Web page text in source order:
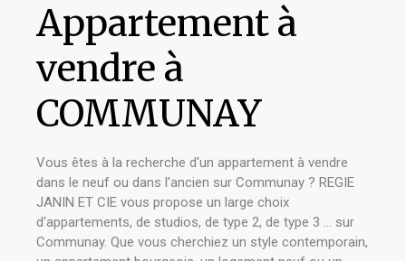
Appartement à
vendre à
COMMUNAY
Vous êtes à la recherche d'un appartement à vendre
dans le neuf ou dans l'ancien sur Communay ? REGIE
JANIN ET CIE vous propose un large choix
d'appartements, de studios, de type 2, de type 3 ... sur
Communay. Que vous cherchiez un style contemporain,